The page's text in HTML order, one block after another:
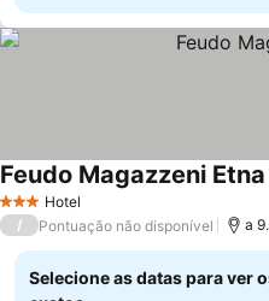
3 EstrelasHotel
Feudo Magazzeni Etna
/ Pontuação não disponível a
Selecione as datas para ver